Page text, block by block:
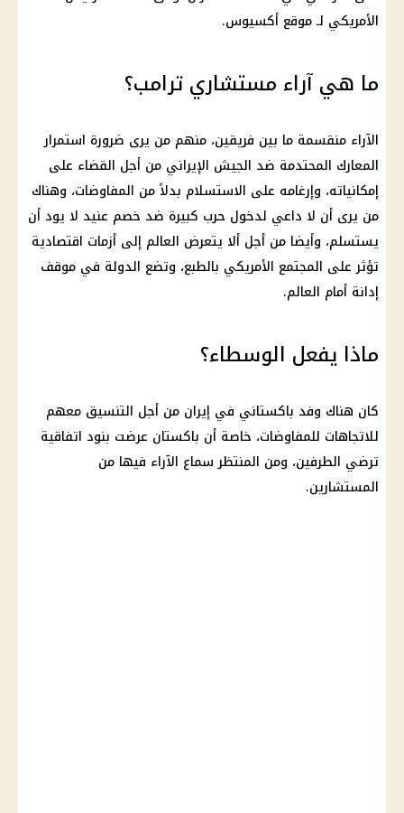
الأمريكي لـ موقع أكسيوس.
ما هي آراء مستشاري ترامب؟
الآراء منقسمة ما بين فريقين، منهم من يرى ضرورة استمرار
المعارك المحتدمة ضد الجيش الإيراني من أجل القضاء على
إمكانياته، وإرغامه على الاستسلام بدلاً من المفاوضات، وهناك
من يرى أن لا داعي لدخول حرب كبيرة ضد خصم عنيد لا يود أن
يستسلم، وأيضا من أجل ألا يتعرض العالم إلى أزمات اقتصادية
تؤثر على المجتمع الأمريكي بالطبع، وتضع الدولة في موقف
إدانة أمام العالم.
ماذا يفعل الوسطاء؟
كان هناك وفد باكستاني في إيران من أجل التنسيق معهم
للاتجاهات للمفاوضات، خاصة أن باكستان عرضت بنود اتفاقية
ترضي الطرفين، ومن المنتظر سماع الآراء فيها من
المستشارين.